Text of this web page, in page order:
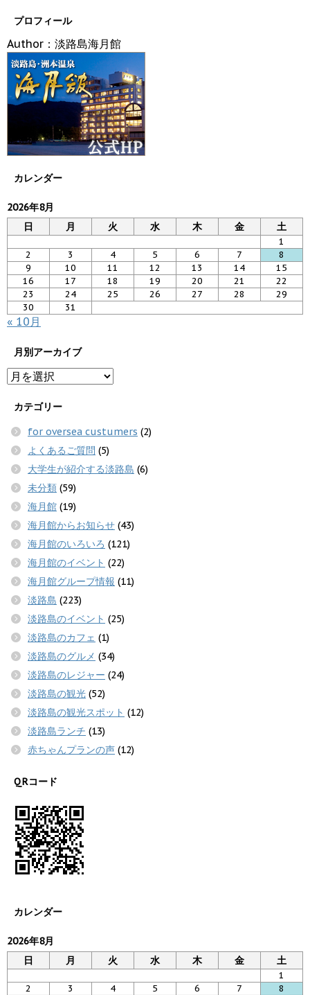
プロフィール
Author：淡路島海月館
カレンダー
2026年8月
日
月 火 水 木 金 土
1
2
3 4 5 6 7
8
9
10 11 12 13 14
15
16
17 18 19 20 21
22
23
24 25 26 27 28
29
30
31
« 10月
月別アーカイブ
カテゴリー
for oversea custumers (2)
よくあるご質問 (5)
大学生が紹介する淡路島 (6)
未分類 (59)
海月館 (19)
海月館からお知らせ (43)
海月館のいろいろ (121)
海月館のイベント (22)
海月館グループ情報 (11)
淡路島 (223)
淡路島のイベント (25)
淡路島のカフェ (1)
淡路島のグルメ (34)
淡路島のレジャー (24)
淡路島の観光 (52)
淡路島の観光スポット (12)
淡路島ランチ (13)
赤ちゃんプランの声 (12)
QRコード
カレンダー
2026年8月
日
月 火 水 木 金 土
1
2
3 4 5 6 7
8